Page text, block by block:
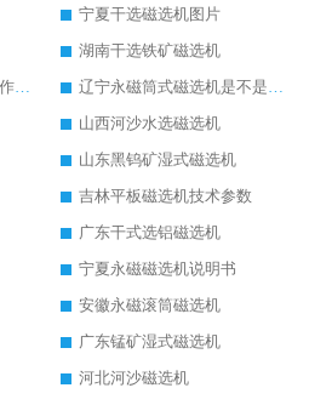
宁夏干选磁选机图片
湖南干选铁矿磁选机
黑龙江永磁筒磁选机的工作原理
辽宁永磁筒式磁选机是不是强磁
山西河沙水选磁选机
山东黑钨矿湿式磁选机
吉林平板磁选机技术参数
广东干式选铝磁选机
宁夏永磁磁选机说明书
安徽永磁滚筒磁选机
广东锰矿湿式磁选机
河北河沙磁选机